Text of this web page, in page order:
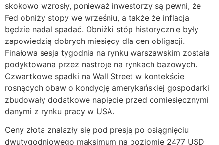
skokowo wzrosły, ponieważ inwestorzy są pewni, że
Fed obniży stopy we wrześniu, a także że inflacja
będzie nadal spadać. Obniżki stóp historycznie były
zapowiedzią dobrych miesięcy dla cen obligacji.
Finałowa sesja tygodnia na rynku warszawskim została
podyktowana przez nastroje na rynkach bazowych.
Czwartkowe spadki na Wall Street w kontekście
rosnących obaw o kondycję amerykańskiej gospodarki
zbudowały dodatkowe napięcie przed comiesięcznymi
danymi z rynku pracy w USA.
Ceny złota znalazły się pod presją po osiągnięciu
dwutygodniowego maksimum na poziomie 2477 USD